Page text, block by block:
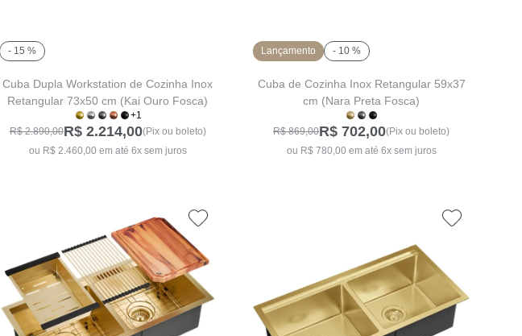
- 15 %
Cuba Dupla Workstation de Cozinha Inox
Retangular 73x50 cm (Kai Ouro Fosca)
+1
R$ 2.890,00R$ 2.214,00(Pix ou boleto)
ou R$ 2.460,00 em até 6x sem juros
Lançamento - 10 %
Cuba de Cozinha Inox Retangular 59x37
cm (Nara Preta Fosca)
R$ 869,00R$ 702,00(Pix ou boleto)
ou R$ 780,00 em até 6x sem juros